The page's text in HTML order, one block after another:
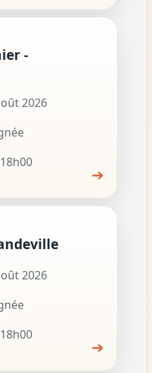
-
2026
➔
2026
➔